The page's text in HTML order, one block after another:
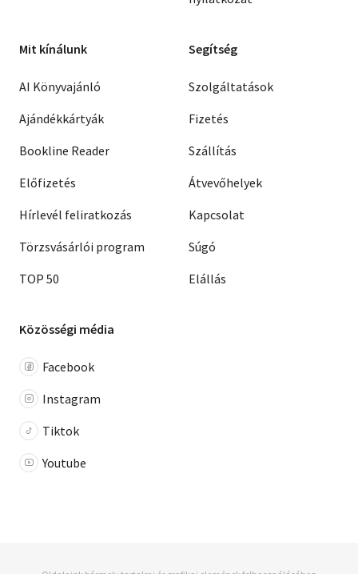
Mit kínálunk
AI Könyvajánló
Ajándékkártyák
Bookline Reader
Előfizetés
Hírlevél feliratkozás
Törzsvásárlói program
TOP 50
Segítség
Szolgáltatások
Fizetés
Szállítás
Átvevőhelyek
Kapcsolat
Súgó
Elállás
Közösségi média
Facebook
Instagram
Tiktok
Youtube